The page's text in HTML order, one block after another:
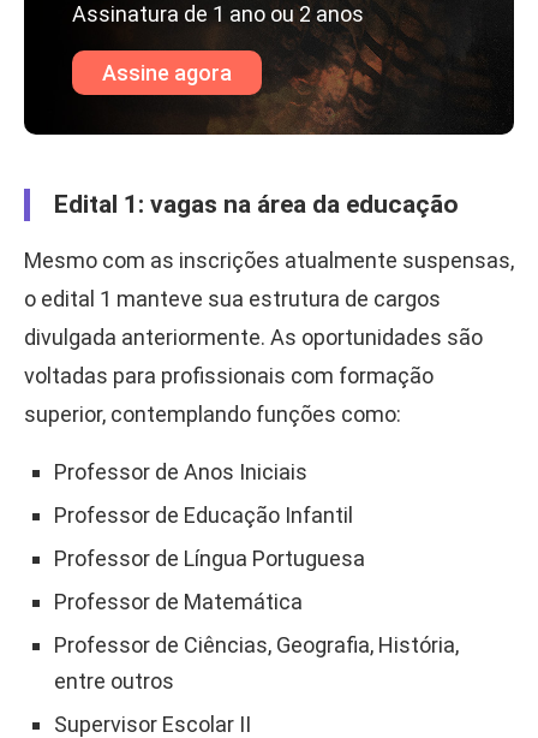
Assinatura de 1 ano ou 2 anos
Assine agora
Edital 1: vagas na área da educação
Mesmo com as inscrições atualmente suspensas,
o edital 1 manteve sua estrutura de cargos
divulgada anteriormente. As oportunidades são
voltadas para profissionais com formação
superior, contemplando funções como:
Professor de Anos Iniciais
Professor de Educação Infantil
Professor de Língua Portuguesa
Professor de Matemática
Professor de Ciências, Geografia, História,
entre outros
Supervisor Escolar II